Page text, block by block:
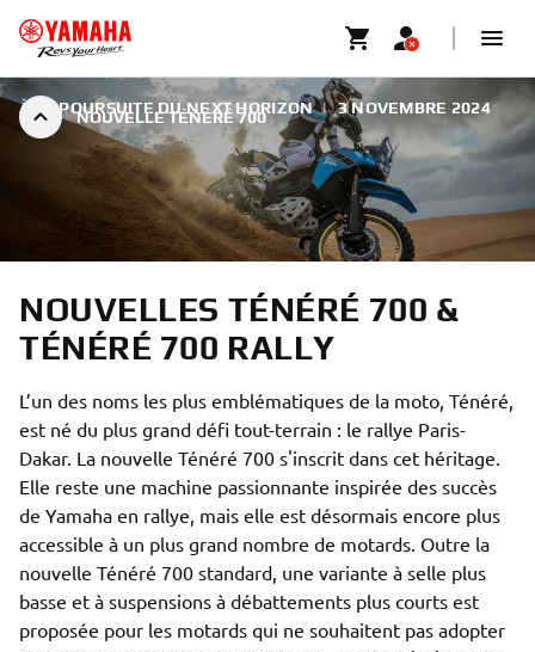
NOUVELLE TÉNÉRÉ 700
À LA POURSUITE DU NEXT HORIZON | 3 NOVEMBRE 2024
NOUVELLES TÉNÉRÉ 700 &
TÉNÉRÉ 700 RALLY
L’un des noms les plus emblématiques de la moto, Ténéré,
est né du plus grand défi tout-terrain : le rallye Paris-
Dakar. La nouvelle Ténéré 700 s'inscrit dans cet héritage.
Elle reste une machine passionnante inspirée des succès
de Yamaha en rallye, mais elle est désormais encore plus
accessible à un plus grand nombre de motards. Outre la
nouvelle Ténéré 700 standard, une variante à selle plus
basse et à suspensions à débattements plus courts est
proposée pour les motards qui ne souhaitent pas adopter